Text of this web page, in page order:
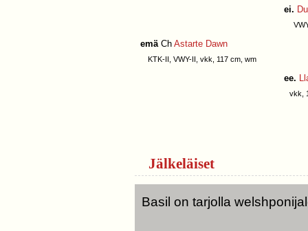
emä Ch Astarte Dawn
KTK-II, VWY-II, vkk, 117 cm, wm
ei.
VWY-
ee.
vkk,
Jälkeläiset
Basil on tarjolla